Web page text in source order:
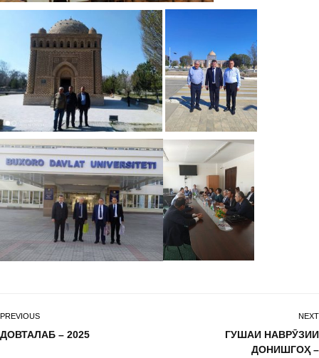
PREVIOUS
ДОВТАЛАБ – 2025
NEXT
ГУШАИ НАВРӮЗИИ
ДОНИШГОҲ –